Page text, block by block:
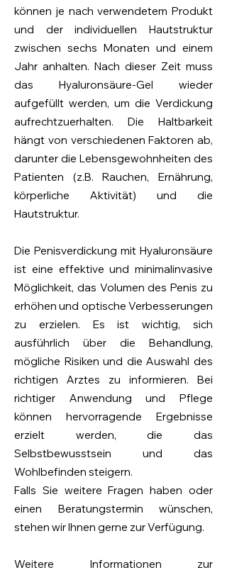
können je nach verwendetem Produkt
und der individuellen Hautstruktur
zwischen sechs Monaten und einem
Jahr anhalten. Nach dieser Zeit muss
das Hyaluronsäure-Gel wieder
aufgefüllt werden, um die Verdickung
aufrechtzuerhalten. Die Haltbarkeit
hängt von verschiedenen Faktoren ab,
darunter die Lebensgewohnheiten des
Patienten (z.B. Rauchen, Ernährung,
körperliche Aktivität) und die
Hautstruktur.
Die Penisverdickung mit Hyaluronsäure
ist eine effektive und minimalinvasive
Möglichkeit, das Volumen des Penis zu
erhöhen und optische Verbesserungen
zu erzielen. Es ist wichtig, sich
ausführlich über die Behandlung,
mögliche Risiken und die Auswahl des
richtigen Arztes zu informieren. Bei
richtiger Anwendung und Pflege
können hervorragende Ergebnisse
erzielt werden, die das
Selbstbewusstsein und das
Wohlbefinden steigern.
Falls Sie weitere Fragen haben oder
einen Beratungstermin wünschen,
stehen wir Ihnen gerne zur Verfügung.
Weitere Informationen zur